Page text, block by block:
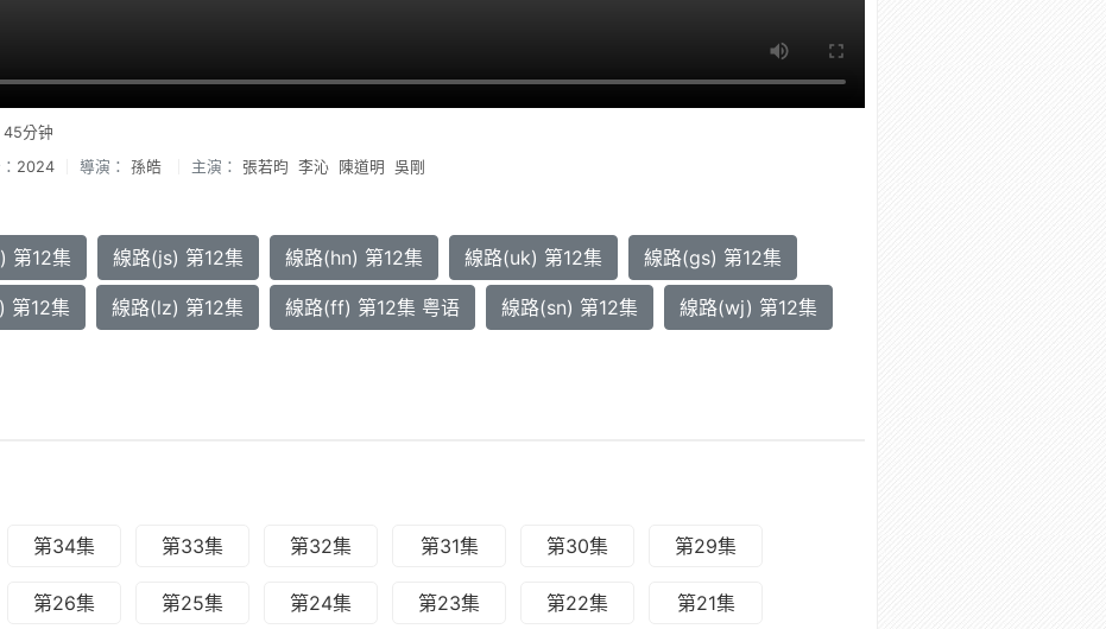
45分钟
2024 導演： 孫皓 主演： 張若昀 李沁 陳道明 吳剛
第12集 線路(js) 第12集 線路(hn) 第12集 線路(uk) 第12集 線路(gs) 第12集
第12集 線路(lz) 第12集 線路(ff) 第12集 粤语 線路(sn) 第12集 線路(wj) 第12集
第34集 第33集 第32集 第31集 第30集 第29集
第26集 第25集 第24集 第23集 第22集 第21集